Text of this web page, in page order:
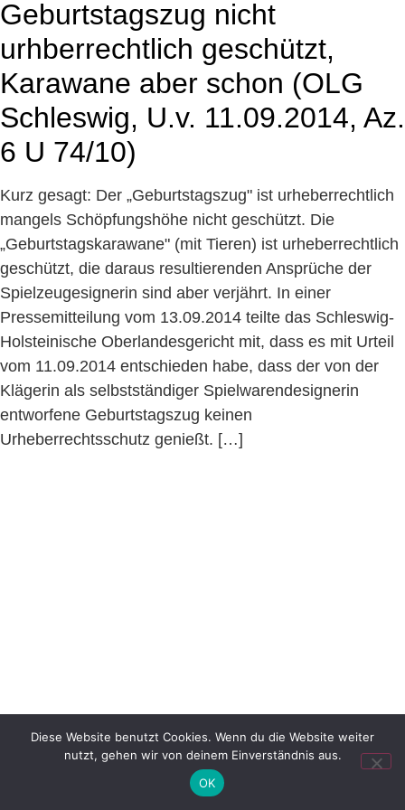
Geburtstagszug nicht
urhberrechtlich geschützt,
Karawane aber schon (OLG
Schleswig, U.v. 11.09.2014, Az.
6 U 74/10)
Kurz gesagt: Der „Geburtstagszug" ist urheberrechtlich
mangels Schöpfungshöhe nicht geschützt. Die
„Geburtstagskarawane" (mit Tieren) ist urheberrechtlich
geschützt, die daraus resultierenden Ansprüche der
Spielzeugesignerin sind aber verjährt. In einer
Pressemitteilung vom 13.09.2014 teilte das Schleswig-
Holsteinische Oberlandesgericht mit, dass es mit Urteil
vom 11.09.2014 entschieden habe, dass der von der
Klägerin als selbstständiger Spielwarendesignerin
entworfene Geburtstagszug keinen
Urheberrechtsschutz genießt. […]
Diese Website benutzt Cookies. Wenn du die Website weiter
nutzt, gehen wir von deinem Einverständnis aus.
OK